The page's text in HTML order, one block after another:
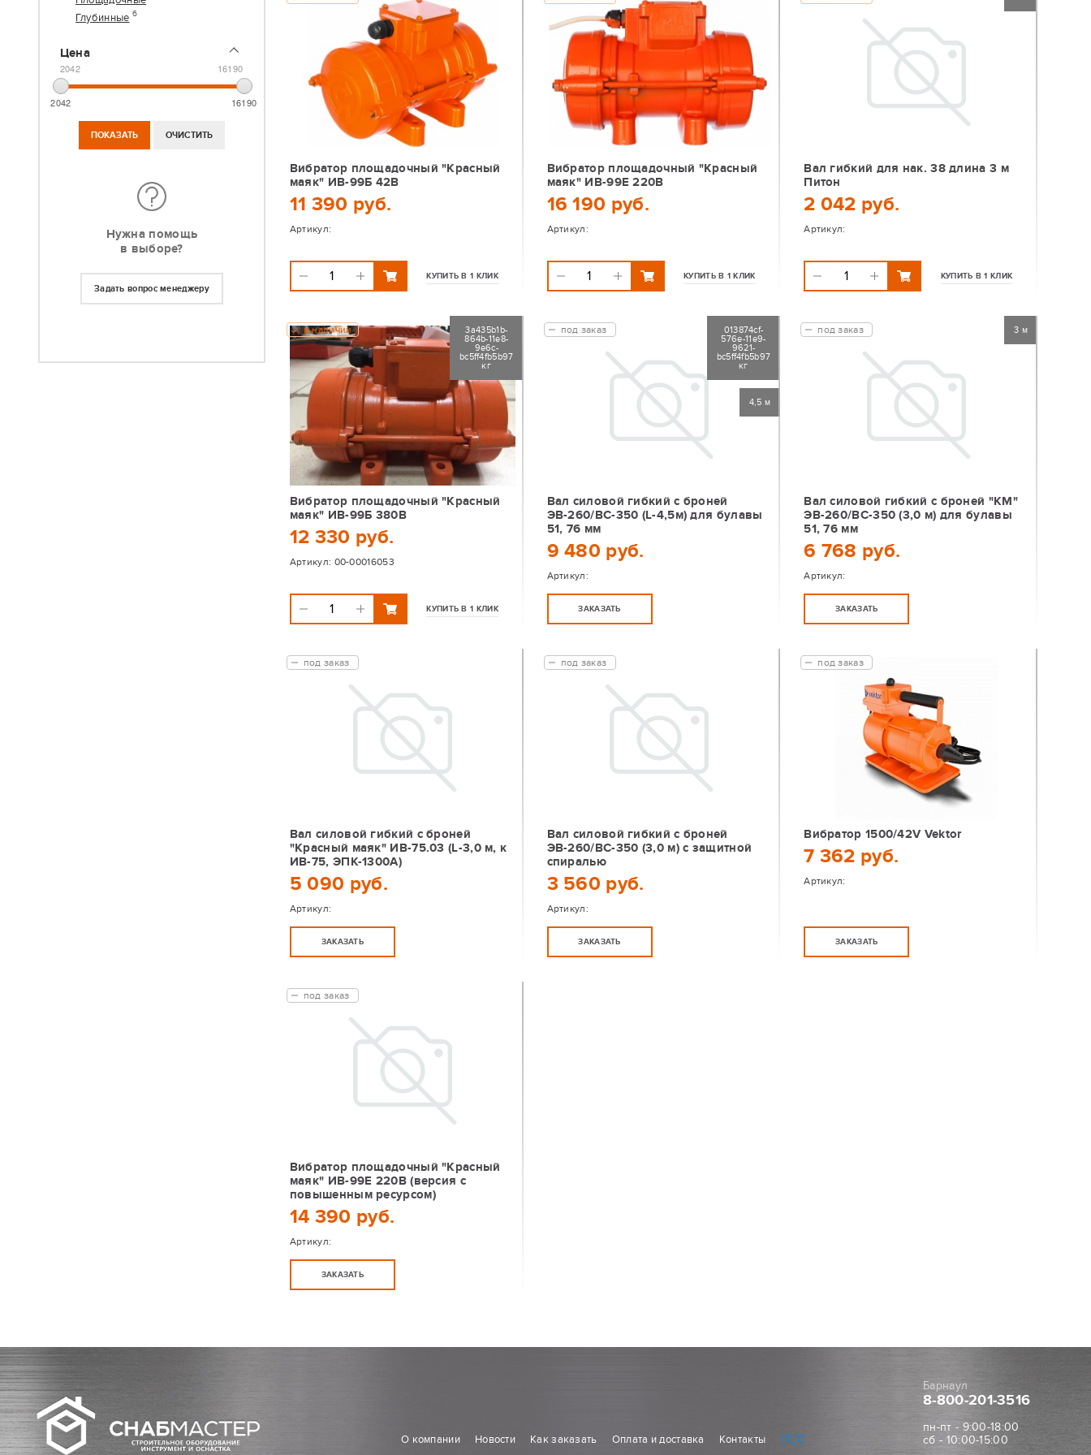
Глубинные 6
Цена
2042 16190
2042 16190
Нужна помощь
в выборе?
Задать вопрос менеджеру
Вибратор площадочный "Красный
маяк" ИВ-99Б 42В
11 390 руб.
Артикул:
КУПИТЬ В 1 КЛИК
Вибратор площадочный "Красный
маяк" ИВ-99Е 220В
16 190 руб.
Артикул:
КУПИТЬ В 1 КЛИК
Вал гибкий для нак. 38 длина 3 м
Питон
2 042 руб.
Артикул:
КУПИТЬ В 1 КЛИК
Вибратор площадочный "Красный
маяк" ИВ-99Б 380В
12 330 руб.
Артикул: 00-00016053
в наличии
КУПИТЬ В 1 КЛИК
3a435b1b-
864b-11e8-
9e6c-
bc5ff4fb5b97
кг
Вал силовой гибкий с броней
ЭВ-260/ВС-350 (L-4,5м) для булавы
51, 76 мм
9 480 руб.
Артикул:
под заказ
ЗАКАЗАТЬ
013874cf-
576e-11e9-
9621-
bc5ff4fb5b97
кг
4,5 м
Вал силовой гибкий с броней "КМ"
ЭВ-260/ВС-350 (3,0 м) для булавы
51, 76 мм
6 768 руб.
Артикул:
под заказ
ЗАКАЗАТЬ
3 м
Вал силовой гибкий с броней
"Красный маяк" ИВ-75.03 (L-3,0 м, к
ИВ-75, ЭПК-1300А)
5 090 руб.
Артикул:
под заказ
ЗАКАЗАТЬ
Вал силовой гибкий с броней
ЭВ-260/ВС-350 (3,0 м) с защитной
спиралью
3 560 руб.
Артикул:
под заказ
ЗАКАЗАТЬ
Вибратор 1500/42V Vektor
7 362 руб.
Артикул:
под заказ
ЗАКАЗАТЬ
Вибратор площадочный "Красный
маяк" ИВ-99Е 220В (версия с
повышенным ресурсом)
14 390 руб.
Артикул:
под заказ
ЗАКАЗАТЬ
О компании Новости Как заказать Оплата и доставка Контакты ТСС
Барнаул
8-800-201-3516
пн-пт - 9:00-18:00
сб - 10:00-15:00